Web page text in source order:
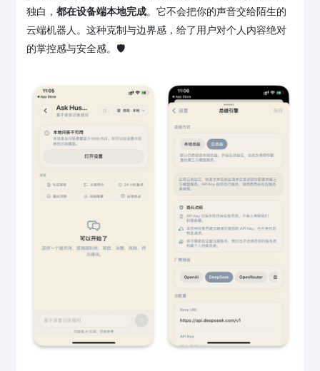
独白，都在设备端本地完成。它不会把你的声音交给陌生的
云端机器人。这种克制与边界感，给了用户对个人内容绝对
的掌控感与安全感。🛡️